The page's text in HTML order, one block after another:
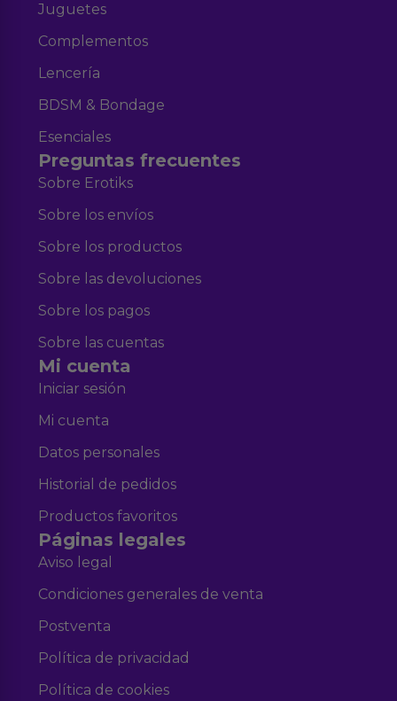
Juguetes
Complementos
Lencería
BDSM & Bondage
Esenciales
Preguntas frecuentes
Sobre Erotiks
Sobre los envíos
Sobre los productos
Sobre las devoluciones
Sobre los pagos
Sobre las cuentas
Mi cuenta
Iniciar sesión
Mi cuenta
Datos personales
Historial de pedidos
Productos favoritos
Páginas legales
Aviso legal
Condiciones generales de venta
Postventa
Política de privacidad
Política de cookies